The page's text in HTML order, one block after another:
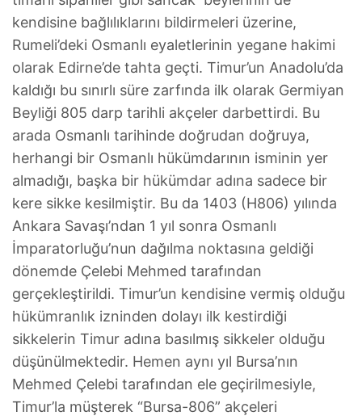
kendisine bağlılıklarını bildirmeleri üzerine,
Rumeli’deki Osmanlı eyaletlerinin yegane hakimi
olarak Edirne’de tahta geçti. Timur’un Anadolu’da
kaldığı bu sınırlı süre zarfında ilk olarak Germiyan
Beyliği 805 darp tarihli akçeler darbettirdi. Bu
arada Osmanlı tarihinde doğrudan doğruya,
herhangi bir Osmanlı hükümdarının isminin yer
almadığı, başka bir hükümdar adına sadece bir
kere sikke kesilmiştir. Bu da 1403 (H806) yılında
Ankara Savaşı’ndan 1 yıl sonra Osmanlı
İmparatorluğu’nun dağılma noktasına geldiği
dönemde Çelebi Mehmed tarafından
gerçekleştirildi. Timur’un kendisine vermiş olduğu
hükümranlık izninden dolayı ilk kestirdiği
sikkelerin Timur adına basılmış sikkeler olduğu
düşünülmektedir. Hemen aynı yıl Bursa’nın
Mehmed Çelebi tarafından ele geçirilmesiyle,
Timur’la müşterek “Bursa-806” akçeleri